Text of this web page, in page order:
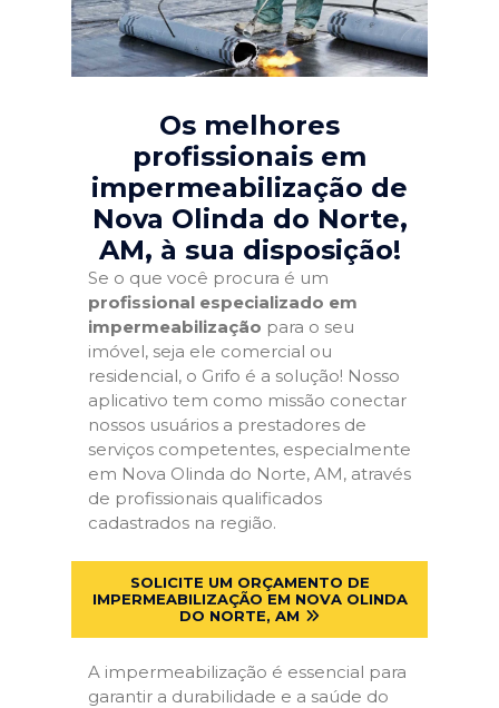
Os melhores
profissionais em
impermeabilização de
Nova Olinda do Norte,
AM, à sua disposição!
Se o que você procura é um
profissional especializado em
impermeabilização para o seu
imóvel, seja ele comercial ou
residencial, o Grifo é a solução! Nosso
aplicativo tem como missão conectar
nossos usuários a prestadores de
serviços competentes, especialmente
em Nova Olinda do Norte, AM, através
de profissionais qualificados
cadastrados na região.
SOLICITE UM ORÇAMENTO DE
IMPERMEABILIZAÇÃO EM NOVA OLINDA
DO NORTE, AM
A impermeabilização é essencial para
garantir a durabilidade e a saúde do